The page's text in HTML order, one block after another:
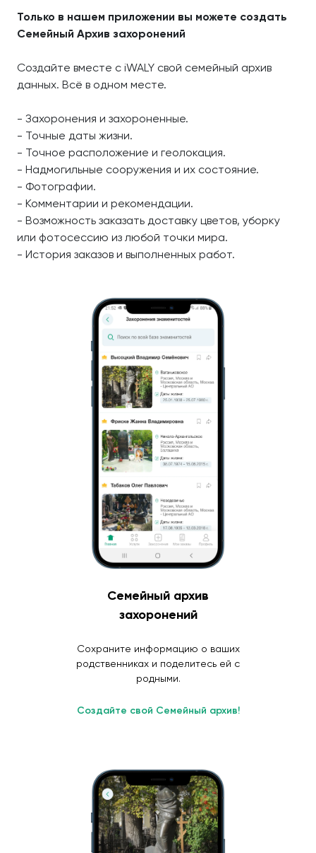
Только в нашем приложении вы можете создать
Семейный Архив захоронений
Создайте вместе с iWALY свой семейный архив
данных. Всё в одном месте.
- Захоронения и захороненные.
- Точные даты жизни.
- Точное расположение и геолокация.
- Надмогильные сооружения и их состояние.
- Фотографии.
- Комментарии и рекомендации.
- Возможность заказать доставку цветов, уборку
или фотосессию из любой точки мира.
- История заказов и выполненных работ.
Семейный архив
захоронений
Сохраните информацию о ваших
родственниках и поделитесь ей с
родными.
Создайте свой Семейный архив!